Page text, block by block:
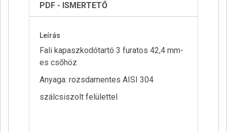
PDF - ISMERTETŐ
Leírás
Fali kapaszkodótartó 3 furatos 42,4 mm-
es csőhöz
Anyaga: rozsdamentes AISI 304
szálcsiszolt felülettel